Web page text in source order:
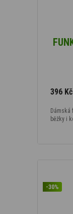
396 Kč
Dámská
běžky i
-30%